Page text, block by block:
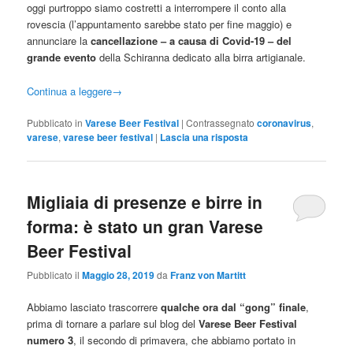
oggi purtroppo siamo costretti a interrompere il conto alla
rovescia (l’appuntamento sarebbe stato per fine maggio) e
annunciare lacancellazione – a causa di Covid-19 – del
grande evento della Schiranna dedicato alla birra artigianale.
Continua a leggere→
Pubblicato in Varese Beer Festival |Contrassegnato coronavirus,
varese,varese beer festival | Lascia una risposta
Migliaia di presenze e birre in
forma: è stato un gran Varese
Beer Festival
Pubblicato ilMaggio 28, 2019daFranz von Martitt
Abbiamo lasciato trascorrerequalche ora dal “gong” finale,
prima di tornare a parlare sul blog delVarese Beer Festival
numero 3, il secondo di primavera, che abbiamo portato in